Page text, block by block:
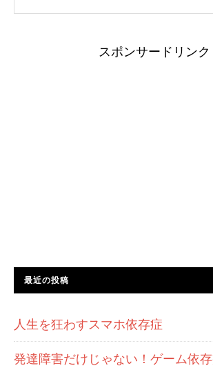
スポンサードリンク
最近の投稿
人生を狂わすスマホ依存症
発達障害だけじゃない！ゲーム依